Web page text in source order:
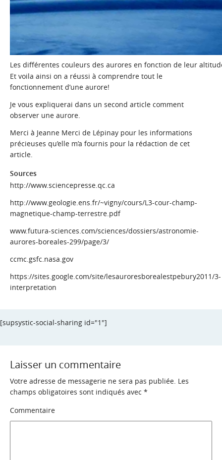
Les différentes couleurs des aurores en fonction de leur
Et voila ainsi on a réussi à comprendre tout le
fonctionnement d’une aurore!
Je vous expliquerai dans un second article comment
observer une aurore.
Merci à Jeanne Merci de Lépinay pour les informations
précieuses qu’elle m’a fournis pour la rédaction de cet
article.
Sources
http://www.sciencepresse.qc.ca
http://www.geologie.ens.fr/~vigny/cours/L3-cour-champ-
magnetique-champ-terrestre.pdf
www.futura-sciences.com/sciences/dossiers/astronomie-
aurores-boreales-299/page/3/
ccmc.gsfc.nasa.gov
https://sites.google.com/site/lesauroresborealestpebury2011/3-
interpretation
[supsystic-social-sharing id="1"]
Laisser un commentaire
Votre adresse de messagerie ne sera pas publiée. Les
champs obligatoires sont indiqués avec *
Commentaire